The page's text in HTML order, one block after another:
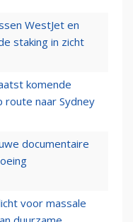
WestJet en
staking in zicht
komende
naar Sydney
documentaire
voor massale